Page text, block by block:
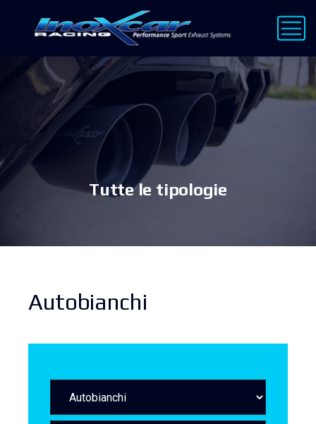
Tutte le tipologie
Autobianchi